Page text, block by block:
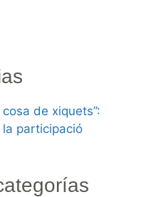
de xiquets”:
participació